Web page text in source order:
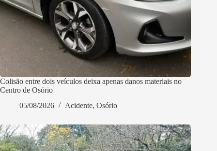
Colisão entre dois veículos deixa apenas danos materiais no
Centro de Osório
05/08/2026
Acidente, Osório